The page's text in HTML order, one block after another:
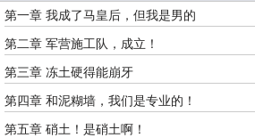
第一章 我成了马皇后，但我是男的
第二章 军营施工队，成立！
第三章 冻土硬得能崩牙
第四章 和泥糊墙，我们是专业的！
第五章 硝土！是硝土啊！